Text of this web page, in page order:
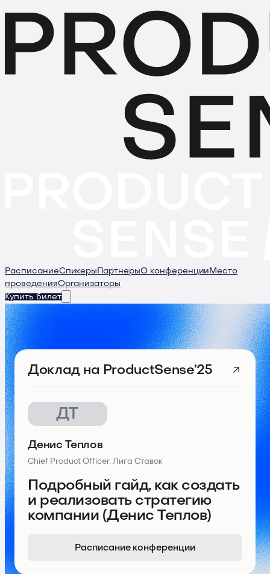
РасписаниеСпикеры ПартнерыО конференции Место
проведенияОрганизаторы
Купить билет
Доклад на ProductSense’25
ДТ
Подробный гайд, как создать
и реализовать стратегию
компании (Денис Теплов)
Денис Теплов
Chief Product Officer, Лига Ставок
Расписание конференции